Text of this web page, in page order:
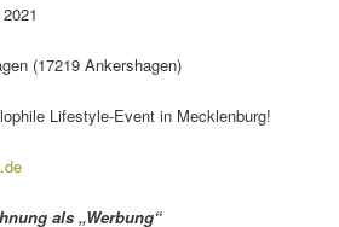
(17219 Ankershagen)
Lifestyle-Event in Mecklenburg!
als „Werbung“